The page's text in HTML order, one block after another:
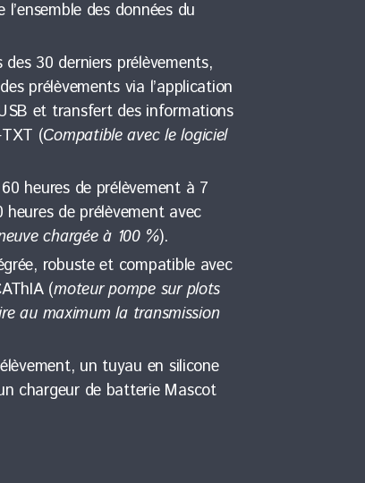
des données du
30 derniers prélèvements,
prélèvements via l’application
et transfert des informations
(Compatible avec le logiciel
heures de prélèvement à 7
de prélèvement avec
chargée à 100 %).
robuste et compatible avec
(moteur pompe sur plots
au maximum la transmission
un tuyau en silicone
chargeur de batterie Mascot